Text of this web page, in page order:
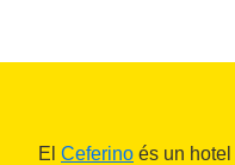
El Ceferino és un hotel